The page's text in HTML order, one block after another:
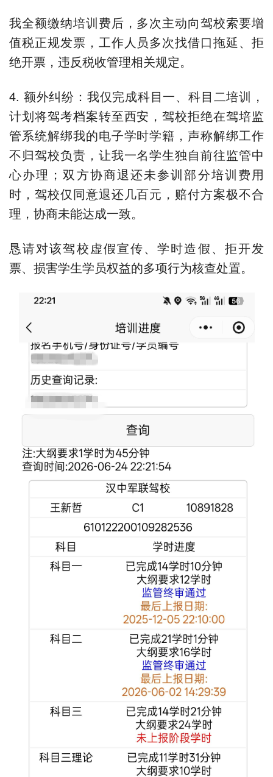
我全额缴纳培训费后，多次主动向驾校索要增
值税正规发票，工作人员多次找借口拖延、拒
绝开票，违反税收管理相关规定。
4. 额外纠纷：我仅完成科目一、科目二培训，
计划将驾考档案转至西安，驾校拒绝在驾培监
管系统解绑我的电子学时学籍，声称解绑工作
不归驾校负责，让我一名学生独自前往监管中
心办理；双方协商退还未参训部分培训费用
时，驾校仅同意退还几百元，赔付方案极不合
理，协商未能达成一致。
恳请对该驾校虚假宣传、学时造假、拒开发
票、损害学生学员权益的多项行为核查处置。